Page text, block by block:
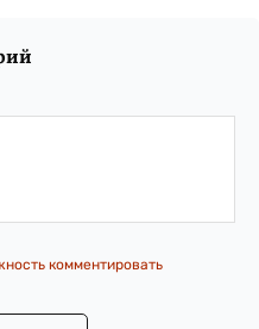
комментировать